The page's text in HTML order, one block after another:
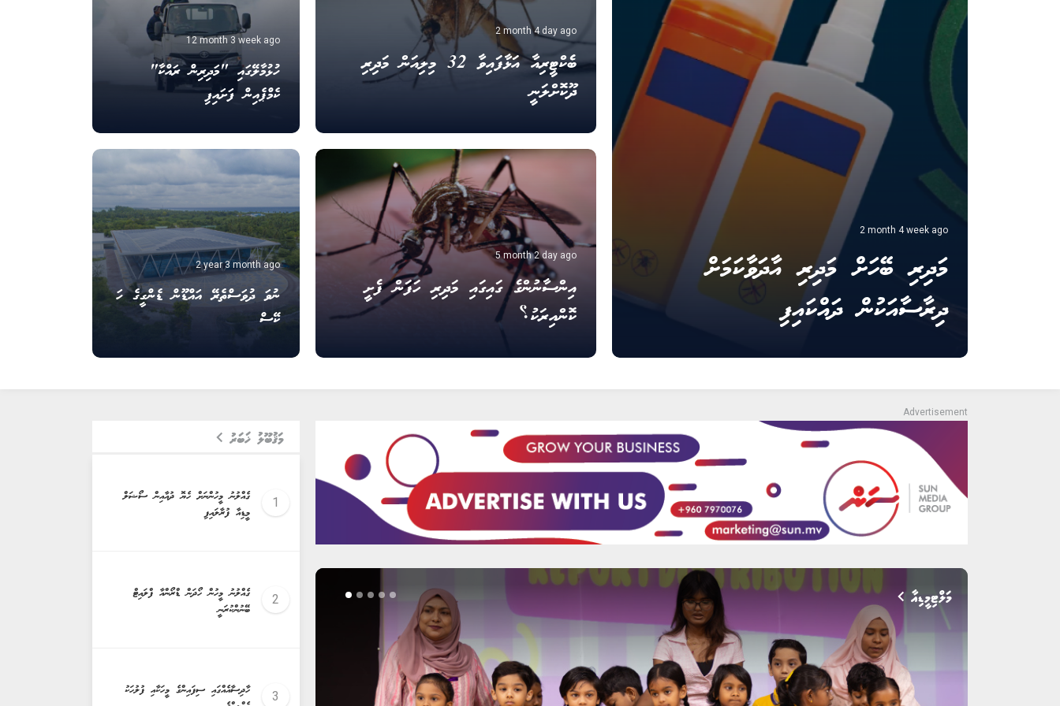
2 month 4 week ago
މަދިރި ބޭހަށް މަދިރި އާދަވާކަމަށް
ދިރާސާއަކުން ދައްކައިފި
2 month 4 day ago
ބެކްޓީރިއާ އަޅާފައިވާ 32 މިލިއަން މަދިރި
ދޫކޮށްލަނީ
5 month 2 day ago
އިންސާނުންގެ ގައިގައި މަދިރި ހަފަން ފެށީ
ކޮންއިރަކު؟
12 month 3 week ago
ހުޅުމާލޭގައި "މަދިރިން ރައްކާ"
ކެމްޕެއިން ފަށައިފި
2 year 3 month ago
ނުވަ ދުވަސްތެރޭ އައްޑޫން ޑެންގީގެ ހަ
ކޭސް
މަލްޓިމީޑިއާ
މަޤުބޫލު ޚަބަރު
ގެއްލުނު މީހުންނަށް ހެޔޮ ދުއާއިން ސޯޝަލް
މީޑިއާ ފުރާލައިފި
ގެއްލުނު މީހުން ހޯދަން ޑްރޯންއާ ފްލައިޓް
ބޭނުންކުރަނީ
ހާދިސާއެއްގައި ސިފައިންގެ މީހަކާއި ފުލުހަކު